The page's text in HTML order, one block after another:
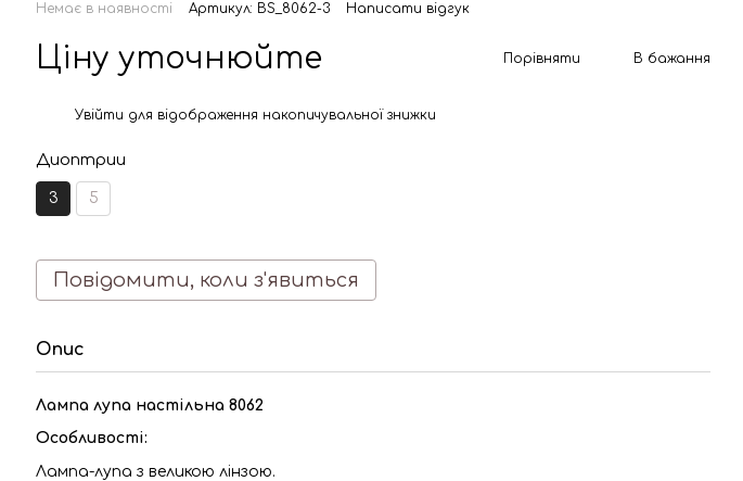
Немає в наявності Артикул: BS_8062-3 Написати відгук
Ціну уточнюйте Порівняти В бажання
Увійти для відображення накопичувальної знижки
Диоптрии
3 5
Повідомити, коли з'явиться
Опис
Лампа лупа настільна 8062
Особливості:
Лампа-лупа з великою лінзою.